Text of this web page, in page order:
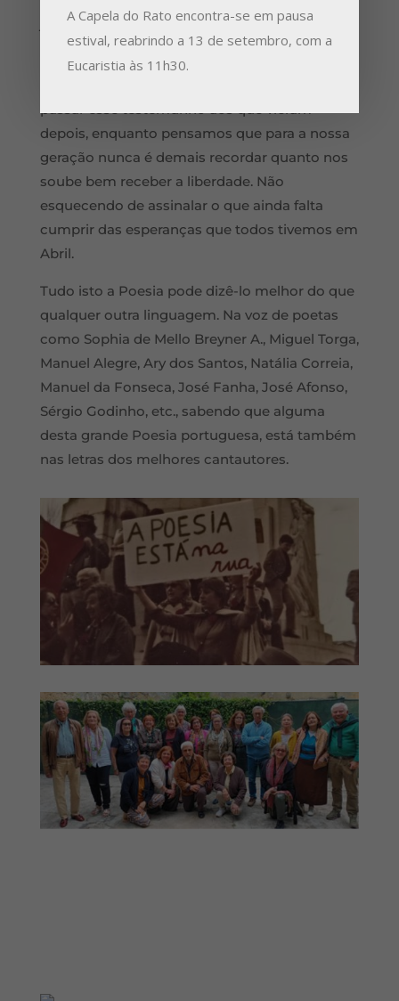
jovens interrogam-nos sobre a nossa
experiência.
passar esse testemunho aos que vieram
depois, enquanto pensamos que para a nossa
geração nunca é demais recordar quanto nos
soube bem receber a liberdade. Não
esquecendo de assinalar o que ainda falta
cumprir das esperanças que todos tivemos em
Abril.
Tudo isto a Poesia pode dizê-lo melhor do que
qualquer outra linguagem. Na voz de poetas
como Sophia de Mello Breyner A., Miguel Torga,
Manuel Alegre, Ary dos Santos, Natália Correia,
Manuel da Fonseca, José Fanha, José Afonso,
Sérgio Godinho, etc., sabendo que alguma
desta grande Poesia portuguesa, está também
nas letras dos melhores cantautores.
A Capela do Rato encontra-se em pausa
estival, reabrindo a 13 de setembro, com a
Eucaristia às 11h30.